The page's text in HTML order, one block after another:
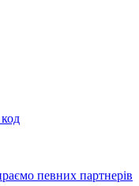
певних партнерів